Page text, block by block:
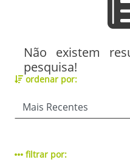
Não existem
pesquisa!
ordenar por:
filtrar por: